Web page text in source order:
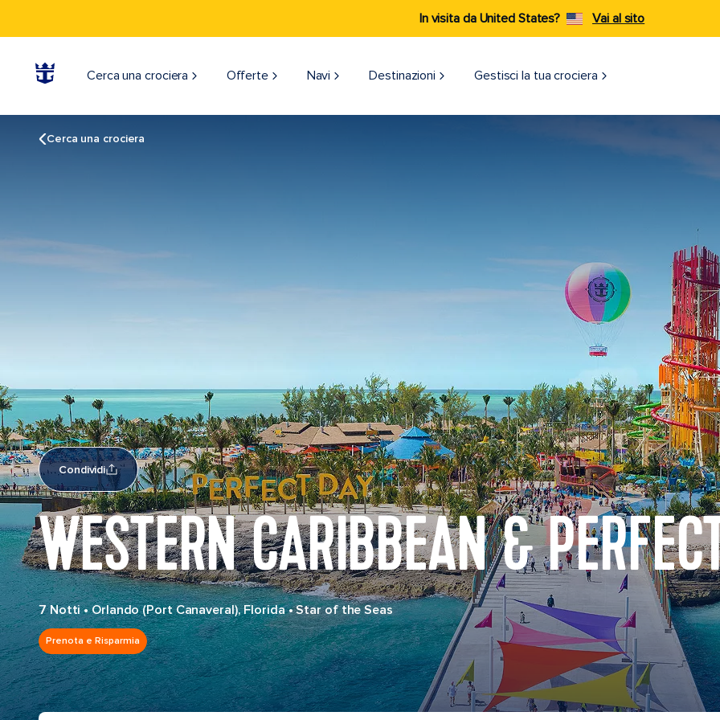
In visita da United States? Vai al sito
Cerca una crociera Offerte Navi Destinazioni​ Gestisci la tua crociera
Cerca una crociera
Condividi
WESTERN CARIBBEAN &
7 Notti•Orlando (Port Canaveral), Florida•Star of the Seas
Prenota e Risparmia